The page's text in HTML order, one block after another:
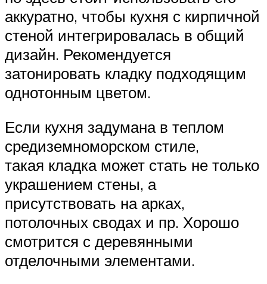
аккуратно, чтобы кухня с кирпичной
стеной интегрировалась в общий
дизайн. Рекомендуется
затонировать кладку подходящим
однотонным цветом.
Если кухня задумана в теплом
средиземноморском стиле,
такая кладка может стать не только
украшением стены, а
присутствовать на арках,
потолочных сводах и пр. Хорошо
смотрится с деревянными
отделочными элементами.